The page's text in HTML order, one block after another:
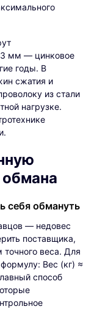
мм — цинковое
годы. В
сжатия и
из стали
нагрузке.
себя обмануть
— недовес
поставщика,
точного веса. Для
Вес (кг) ≈
способ